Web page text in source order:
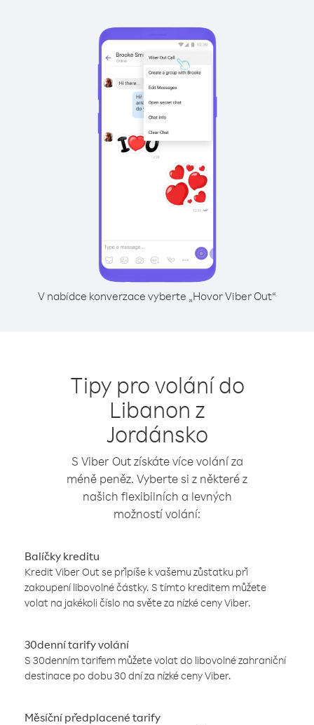
V nabídce konverzace vyberte „Hovor Viber Out“
Tipy pro volání do
Libanon z
Jordánsko
S Viber Out získáte více volání za
méně peněz. Vyberte si z některé z
našich flexibilních a levných
možností volání:
Balíčky kreditu
Kredit Viber Out se připíše k vašemu zůstatku při
zakoupení libovolné částky. S tímto kreditem můžete
volat na jakékoli číslo na světe za nízké ceny Viber.
30denní tarify volání
S 30denním tarifem můžete volat do libovolné zahraniční
destinace po dobu 30 dní za nízké ceny Viber.
Měsíční předplacené tarify